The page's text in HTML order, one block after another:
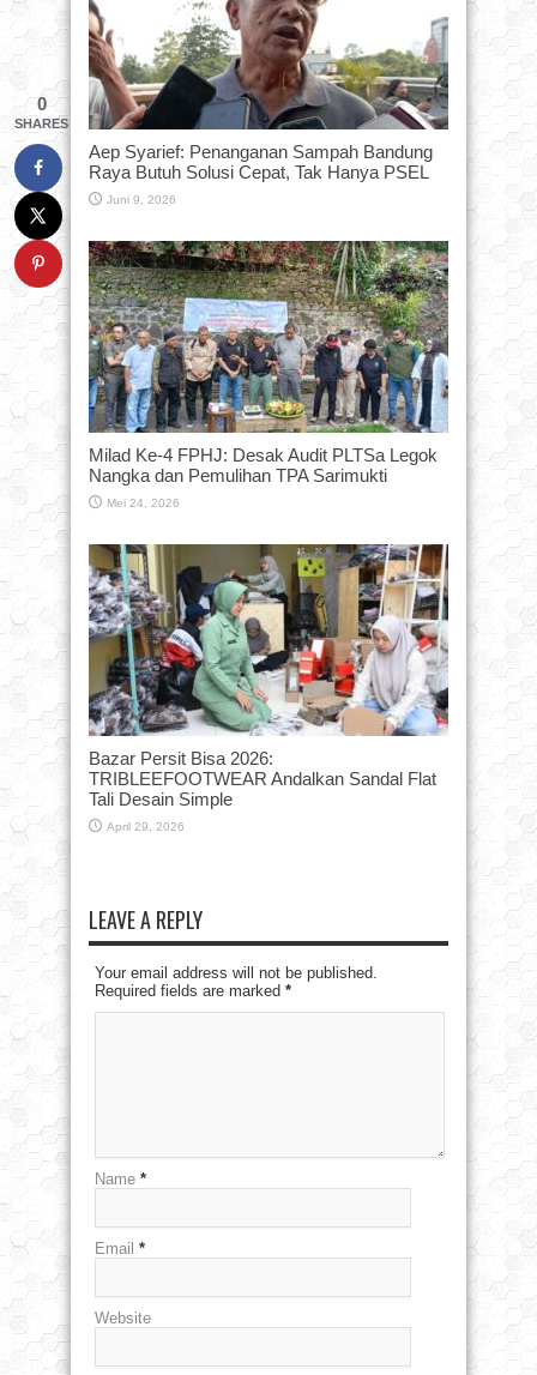
Aep Syarief: Penanganan Sampah Bandung
Raya Butuh Solusi Cepat, Tak Hanya PSEL
Juni 9, 2026
Milad Ke-4 FPHJ: Desak Audit PLTSa Legok
Nangka dan Pemulihan TPA Sarimukti
Mei 24, 2026
Bazar Persit Bisa 2026:
TRIBLEEFOOTWEAR Andalkan Sandal Flat
Tali Desain Simple
April 29, 2026
LEAVE A REPLY
Your email address will not be published.
Required fields are marked *
Name *
Email *
Website
0
SHARES